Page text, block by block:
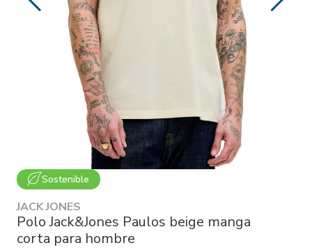
Sostenible
JACK JONES
Polo Jack&Jones Paulos beige manga
corta para hombre